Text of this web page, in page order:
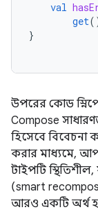
val
get
}
উপরের কোড
Compose
হিসেবে বিবেচনা
করার মাধ্যমে,
টাইপটি
(smart
আরও একটি অর্থ